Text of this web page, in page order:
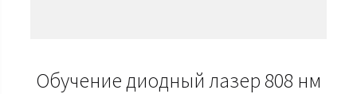
Обучение диодный лазер 808 нм